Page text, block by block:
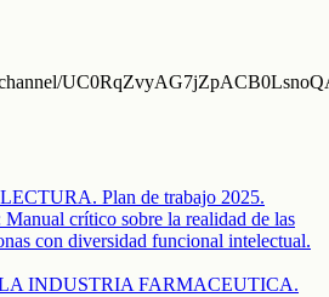
Plan de trabajo 2025.
crítico sobre la realidad de las
con diversidad funcional intelectual.
INDUSTRIA FARMACEUTICA.